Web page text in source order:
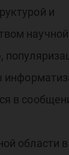
и
в
области в